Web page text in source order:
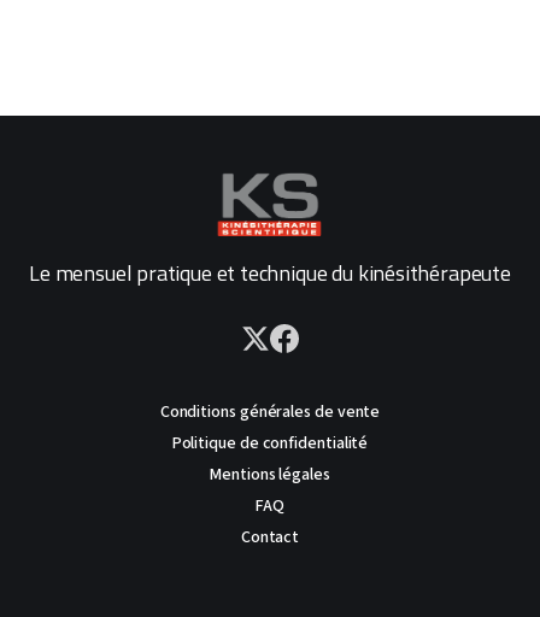
Le mensuel pratique et technique du kinésithérapeute
Conditions générales de vente
Politique de confidentialité
Mentions légales
FAQ
Contact